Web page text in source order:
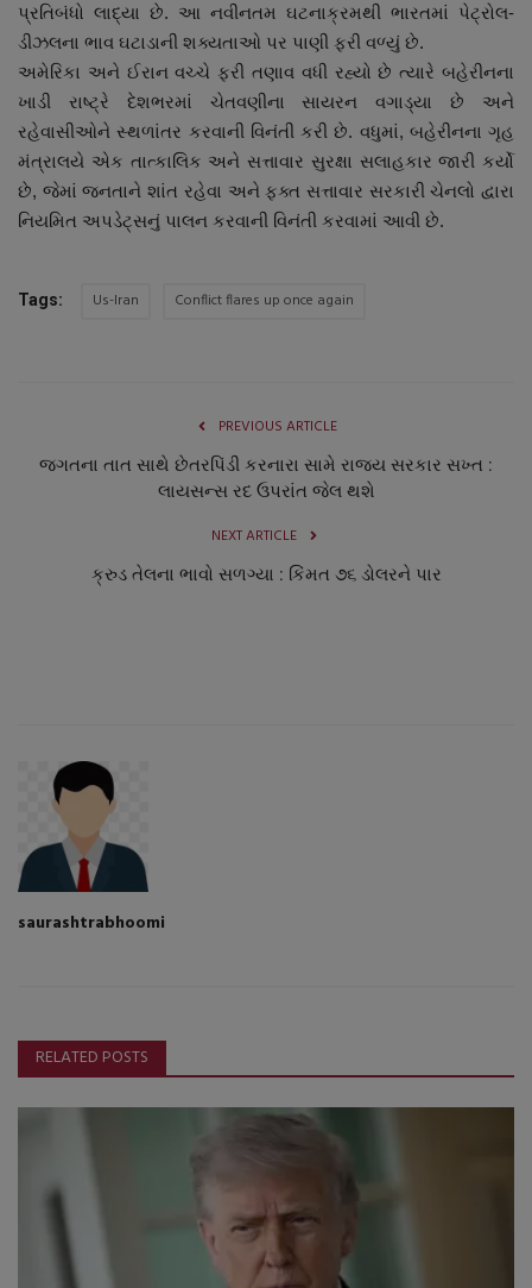
બોલિવૂડ
સ્વાસ્થ્ય
પ્રતિબંધો લાદ્યા છે. આ નવીનતમ ઘટનાક્રમથી ભારતમાં પેટ્રોલ-
ડીઝલના ભાવ ઘટાડાની શક્યતાઓ પર પાણી ફરી વળ્યું છે.
અમેરિકા અને ઈરાન વચ્ચે ફરી તણાવ વધી રહ્યો છે ત્યારે બહેરીનના
ખાડી રાષ્ટ્રે દેશભરમાં ચેતવણીના સાયરન વગાડ્યા છે અને
રહેવાસીઓને સ્થળાંતર કરવાની વિનંતી કરી છે. વધુમાં, બહેરીનના ગૃહ
મંત્રાલયે એક તાત્કાલિક અને સત્તાવાર સુરક્ષા સલાહકાર જારી કર્યો
છે, જેમાં જનતાને શાંત રહેવા અને ફક્ત સત્તાવાર સરકારી ચેનલો દ્વારા
નિયમિત અપડેટ્સનું પાલન કરવાની વિનંતી કરવામાં આવી છે.
Tags: Us-Iran Conflict flares up once again
PREVIOUS ARTICLE
જગતના તાત સાથે છેતરપિંડી કરનારા સામે રાજ્ય સરકાર સખ્ત :
લાયસન્સ રદ ઉપરાંત જેલ થશે
NEXT ARTICLE
ક્રુડ તેલના ભાવો સળગ્યા : કિંમત ૭૬ ડોલરને પાર
saurashtrabhoomi
RELATED POSTS